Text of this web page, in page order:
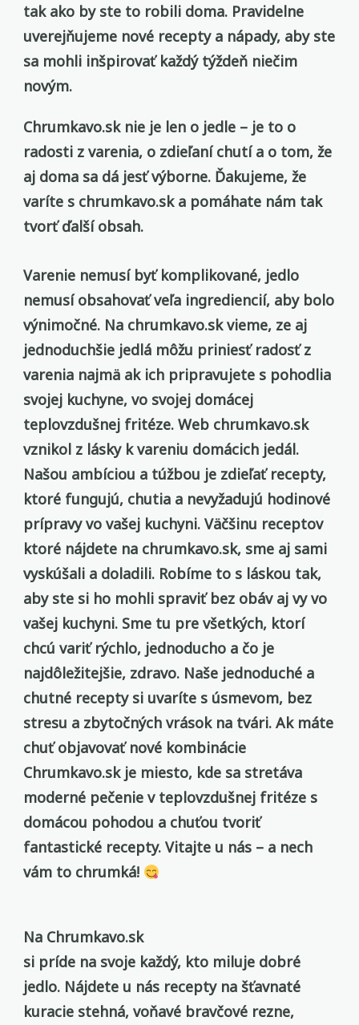
tak ako by ste to robili doma. Pravidelne
uverejňujeme nové recepty a nápady, aby ste
sa mohli inšpirovať každý týždeň niečim
novým.
Chrumkavo.sk nie je len o jedle – je to o
radosti z varenia, o zdieľaní chutí a o tom, že
aj doma sa dá jesť výborne. Ďakujeme, že
varíte s chrumkavo.sk a pomáhate nám tak
tvorť ďalší obsah.
Varenie nemusí byť komplikované, jedlo
nemusí obsahovať veľa ingrediencií, aby bolo
výnimočné. Na chrumkavo.sk vieme, ze aj
jednoduchšie jedlá môžu priniesť radosť z
varenia najmä ak ich pripravujete s pohodlia
svojej kuchyne, vo svojej domácej
teplovzdušnej fritéze. Web chrumkavo.sk
vznikol z lásky k vareniu domácich jedál.
Našou ambíciou a túžbou je zdieľať recepty,
ktoré fungujú, chutia a nevyžadujú hodinové
prípravy vo vašej kuchyni. Väčšinu receptov
ktoré nájdete na chrumkavo.sk, sme aj sami
vyskúšali a doladili. Robíme to s láskou tak,
aby ste si ho mohli spraviť bez obáv aj vy vo
vašej kuchyni. Sme tu pre všetkých, ktorí
chcú variť rýchlo, jednoducho a čo je
najdôležitejšie, zdravo. Naše jednoduché a
chutné recepty si uvaríte s úsmevom, bez
stresu a zbytočných vrások na tvári. Ak máte
chuť objavovať nové kombinácie
Chrumkavo.sk je miesto, kde sa stretáva
moderné pečenie v teplovzdušnej fritéze s
domácou pohodou a chuťou tvoriť
fantastické recepty. Vitajte u nás – a nech
vám to chrumká!
Na Chrumkavo.sk
si príde na svoje každý, kto miluje dobré
jedlo. Nájdete u nás recepty na šťavnaté
kuracie stehná, voňavé bravčové rezne,